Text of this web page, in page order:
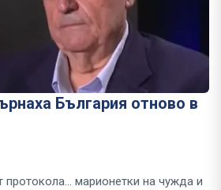
България отново в
марионетки на чужда и